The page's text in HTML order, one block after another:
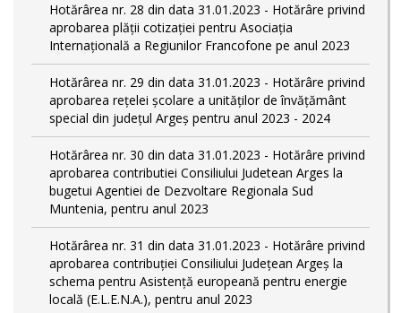
Hotărârea nr. 28 din data 31.01.2023 - Hotărâre privind
aprobarea plăţii cotizaţiei pentru Asociaţia
Internaţională a Regiunilor Francofone pe anul 2023
Hotărârea nr. 29 din data 31.01.2023 - Hotărâre privind
aprobarea reţelei şcolare a unităţilor de învăţământ
special din judeţul Argeş pentru anul 2023 - 2024
Hotărârea nr. 30 din data 31.01.2023 - Hotărâre privind
aprobarea contributiei Consiliului Judetean Arges la
bugetui Agentiei de Dezvoltare Regionala Sud
Muntenia, pentru anul 2023
Hotărârea nr. 31 din data 31.01.2023 - Hotărâre privind
aprobarea contribuției Consiliului Județean Argeș la
schema pentru Asistență europeană pentru energie
locală (E.L.E.N.A.), pentru anul 2023